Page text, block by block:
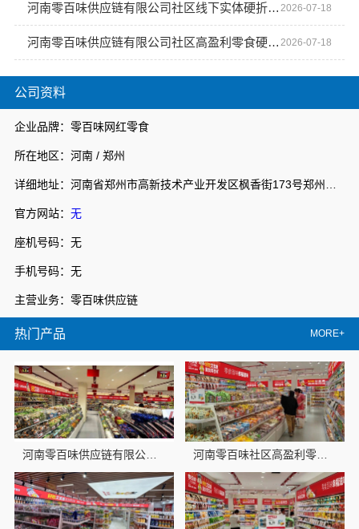
公司资料
企业品牌：零百味网红零食
所在地区：河南 / 郑州
详细地址：河南省郑州市高新技术产业开发区枫香街173号郑州天健湖智联网产业园3号楼7层706室
官方网站： 无
座机号码：无
手机号码：无
主营业务：零百味供应链
热门产品 MORE+
河南零百味供应链有限公司社区轻投入零食硬折扣适配全场景 河南零百味社区高盈利零食硬折扣全域盈利
河南零百味供应链有限公司社区线下实体硬折扣零食铺全域盈利 2026-07-18
河南零百味供应链有限公司社区高盈利零食硬折扣全域盈利 2026-07-18